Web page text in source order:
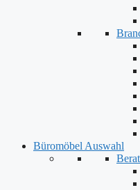
Büromöbel Auswahl